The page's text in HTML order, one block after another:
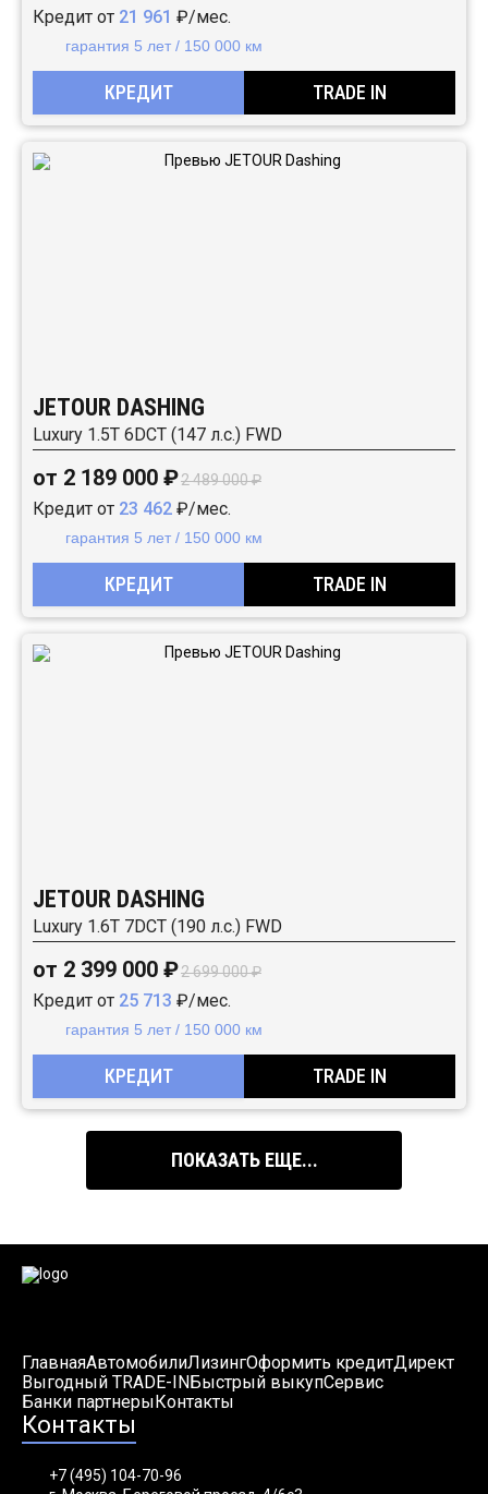
Кредит от 21 961 ₽/мес.
гарантия 5 лет / 150 000 км
КРЕДИТ TRADE IN
JETOUR DASHING
Luxury 1.5T 6DCT (147 л.с.) FWD
от 2 189 000 ₽2 489 000 ₽
Кредит от 23 462 ₽/мес.
гарантия 5 лет / 150 000 км
КРЕДИТ TRADE IN
JETOUR DASHING
Luxury 1.6T 7DCT (190 л.с.) FWD
от 2 399 000 ₽2 699 000 ₽
Кредит от 25 713 ₽/мес.
гарантия 5 лет / 150 000 км
КРЕДИТ TRADE IN
ПОКАЗАТЬ ЕЩЕ...
ГлавнаяАвтомобилиЛизингОформить кредитДирект
Выгодный TRADE-INБыстрый выкупСервис
Банки партнерыКонтакты
Контакты
+7 (495) 104-70-96